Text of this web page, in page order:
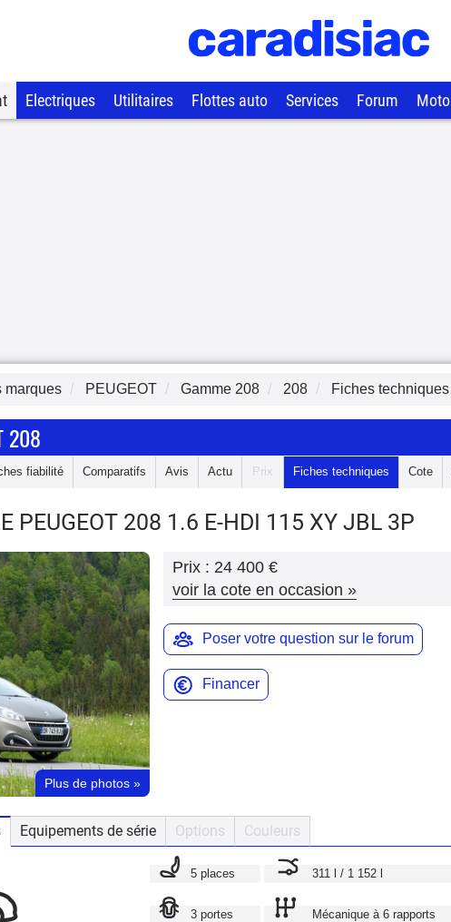
Electriques Utilitaires Flottes auto Services Forum Moto
marques PEUGEOT Gamme 208 208 Fiches techniques
208
fiabilité Comparatifs Avis Actu Prix Fiches techniques Cote
PEUGEOT 208 1.6 E-HDI 115 XY JBL 3P
Plus de photos »
Prix : 24 400 €
voir la cote en occasion »
Poser votre question sur le forum
Financer
Equipements de série Options Couleurs
5 places 311 l / 1 152 l
3 portes Mécanique à 6 rapports